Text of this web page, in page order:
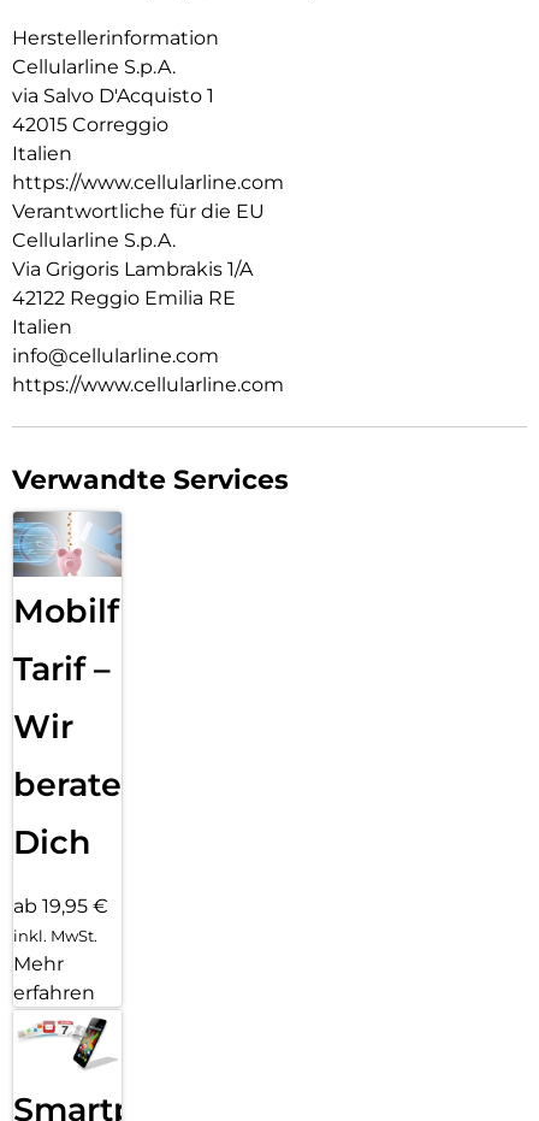
Herstellerinformation
Cellularline S.p.A.
via Salvo D'Acquisto 1
42015 Correggio
Italien
https://www.cellularline.com
Verantwortliche für die EU
Cellularline S.p.A.
Via Grigoris Lambrakis 1/A
42122 Reggio Emilia RE
Italien
info@cellularline.com
https://www.cellularline.com
Verwandte Services
Mobilfunk
Tarif –
Wir
beraten
Dich
ab 19,95 €
inkl. MwSt.
Mehr
erfahren
Smartphone